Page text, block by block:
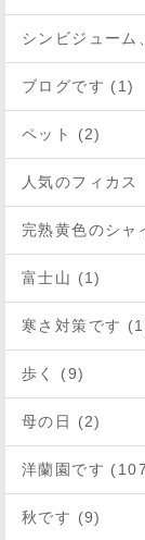
シンビジュー
ブログです (1)
ペット (2)
人気のフィカ
完熟黄色のシ
富士山 (1)
寒さ対策です
歩く (9)
母の日 (2)
洋蘭園です
秋です (9)